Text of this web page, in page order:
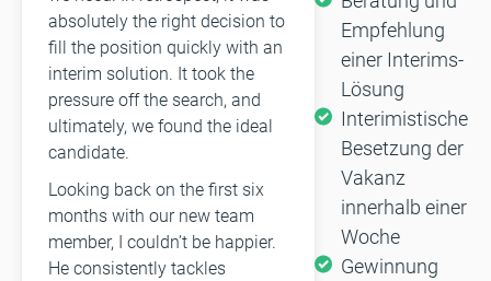
absolutely the right decision to
fill the position quickly with an
interim solution. It took the
pressure off the search, and
ultimately, we found the ideal
candidate.
Looking back on the first six
months with our new team
member, I couldn’t be happier.
He consistently tackles
Empfehlung
einer Interims-
Lösung
Interimistische
Besetzung der
Vakanz
innerhalb einer
Woche
Gewinnung